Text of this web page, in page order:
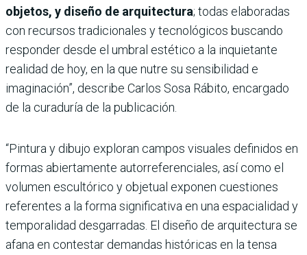
objetos, y diseño de arquitectura; todas elaboradas
con recursos tradicionales y tecnológicos buscando
responder desde el umbral estético a la inquietante
realidad de hoy, en la que nutre su sensibilidad e
imaginación”, describe Carlos Sosa Rábito, encargado
de la curaduría de la publicación.
“Pintura y dibujo exploran campos visuales definidos en
formas abiertamente autorreferenciales, así como el
volumen escultórico y objetual exponen cuestiones
referentes a la forma significativa en una espacialidad y
temporalidad desgarradas. El diseño de arquitectura se
afana en contestar demandas históricas en la tensa